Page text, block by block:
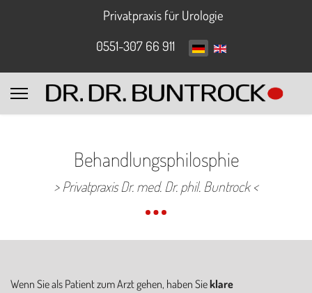
Privatpraxis für Urologie
0551-307 66 911
Behandlungsphilosphie
> Privatpraxis Dr. med. Dr. phil. Buntrock <
Wenn Sie als Patient zum Arzt gehen, haben Sieklare